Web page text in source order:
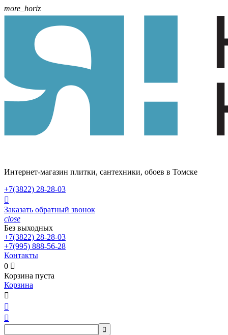
more_horiz
Интернет-магазин плитки, сантехники, обоев в Томске
+7(3822) 28-28-03

Заказать обратный звонок
close
Без выходных
+7(3822) 28-28-03
+7(995) 888-56-28
Контакты
0 
Корзина пуста
Корзина



